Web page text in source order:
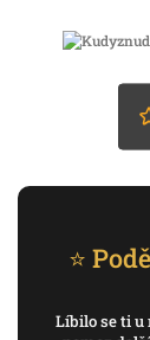
⭐
Líbilo se ti u